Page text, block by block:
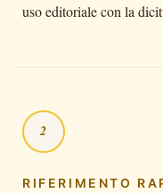
uso editoriale con la
2
RIFERIMENTO